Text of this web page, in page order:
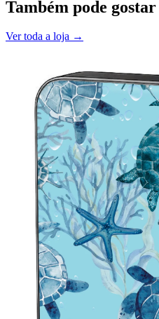
Também pode gostar
Ver toda a loja →